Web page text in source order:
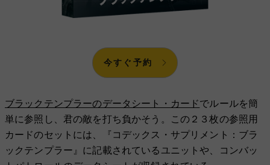
今すぐ予約
ブラックテンプラーのデータシート・カードでルールを簡
単に参照し、君の敵を打ち負かそう。この２３枚の参照用
カードのセットには、『コデックス・サプリメント：ブラ
ックテンプラー』に記載されているユニットや、コンバッ